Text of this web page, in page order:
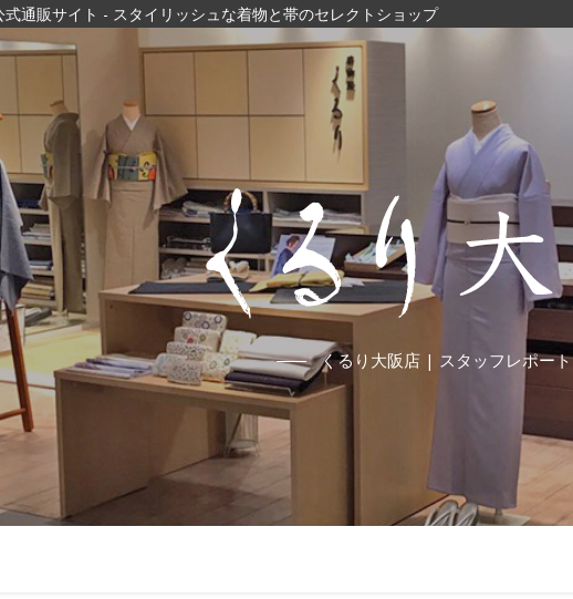
くるり大阪店 | スタッフレポート
通販サイト - スタイリッシュな着物と帯のセレクトショップ